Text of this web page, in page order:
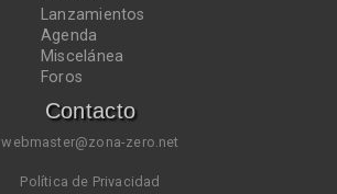
Lanzamientos
Agenda
Miscelánea
Foros
Contacto
webmaster@zona-zero.net
Política de Privacidad